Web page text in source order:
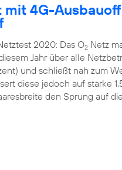
4G-
2020: Das O2 Netz
Jahr über alle
und schließt nah zum
diese jedoch auf starke
den Sprung auf